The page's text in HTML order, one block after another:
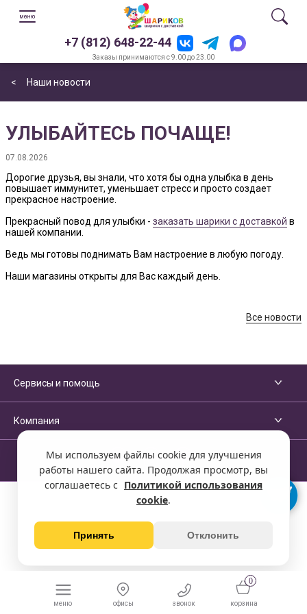
Мы используем файлы cookie для улучшения
работы нашего сайта. Продолжая просмотр, вы
соглашаетесь с Политикой использования
cookie.
Принять Отклонить
+7 (812) 648-22-44
Заказы принимаются с 9.00 до 23.00
< Наши новости
УЛЫБАЙТЕСЬ ПОЧАЩЕ!
07.08.2026
Дорогие друзья, вы знали, что хотя бы одна улыбка в день
повышает иммунитет, уменьшает стресс и просто создает
прекрасное настроение.
Прекрасный повод для улыбки - заказать шарики с доставкой в
нашей компании.
Ведь мы готовы поднимать Вам настроение в любую погоду.
Наши магазины открыты для Вас каждый день.
Все новости
Сервисы и помощь
Компания
меню офисы звонок
0
корзина